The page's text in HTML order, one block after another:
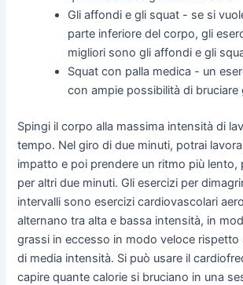
Gli affondi e gli squat - se si
parte inferiore del corpo, gli
migliori sono gli affondi e gli
Squat con palla medica - un
con ampie possibilità di bruciare
Spingi il corpo alla massima intensità di
tempo. Nel giro di due minuti, potrai
impatto e poi prendere un ritmo più lento,
per altri due minuti. Gli esercizi per
intervalli sono esercizi cardiovascolari
alternano tra alta e bassa intensità, in
grassi in eccesso in modo veloce rispetto
di media intensità. Si può usare il
capire quante calorie si bruciano in una